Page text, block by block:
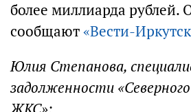
более миллиарда рублей.
сообщают«Вести-
Юлия Степанова,
задолженности